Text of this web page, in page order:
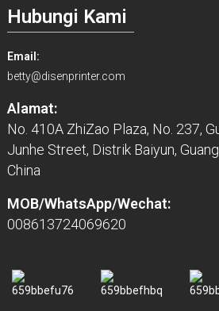
Hubungi Kami
Email:
betty@disenprinter.com
Alamat:
No. 410A ZhiZao Plaza, No. 237,
Junhe Street, Distrik Baiyun,
China
MOB/WhatsApp/Wechat:
008613724069620